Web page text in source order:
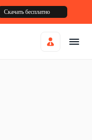
Скачать бесплатно